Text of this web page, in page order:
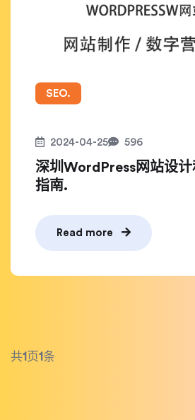
SEO.
2024-04-25 596
深圳WordPress网站设
指南.
Read more
共1 页1条